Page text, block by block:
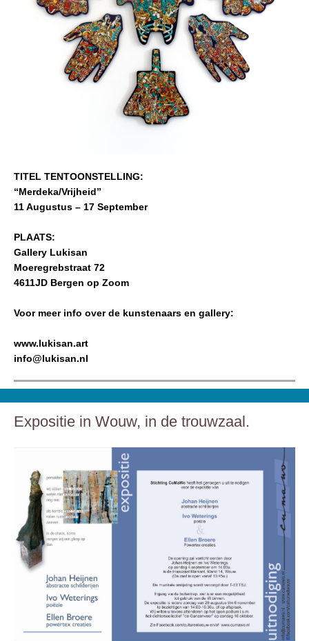
TITEL TENTOONSTELLING:
“Merdeka/Vrijheid”
11 Augustus – 17 September
PLAATS:
Gallery Lukisan
Moeregrebstraat 72
4611JD Bergen op Zoom
Voor meer info over de kunstenaars en gallery:
www.lukisan.art
info@lukisan.nl
Expositie in Wouw, in de trouwzaal.